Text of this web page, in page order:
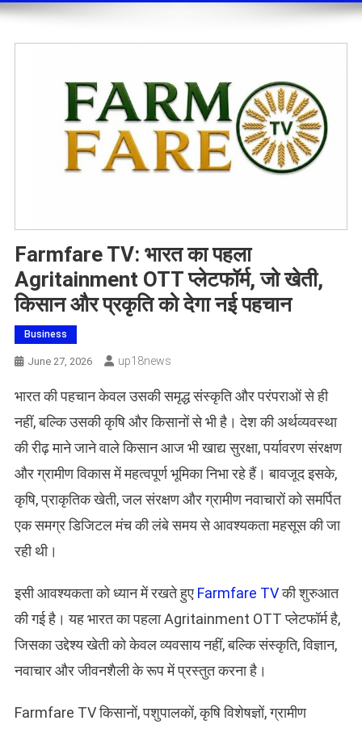
Farmfare TV: भारत का पहला
Agritainment OTT प्लेटफॉर्म, जो खेती,
किसान और प्रकृति को देगा नई पहचान
Business
June 27, 2026 Up18news
भारत की पहचान केवल उसकी समृद्ध संस्कृति और परंपराओं से ही
नहीं, बल्कि उसकी कृषि और किसानों से भी है। देश की अर्थव्यवस्था
की रीढ़ माने जाने वाले किसान आज भी खाद्य सुरक्षा, पर्यावरण संरक्षण
और ग्रामीण विकास में महत्वपूर्ण भूमिका निभा रहे हैं। बावजूद इसके,
कृषि, प्राकृतिक खेती, जल संरक्षण और ग्रामीण नवाचारों को समर्पित
एक समग्र डिजिटल मंच की लंबे समय से आवश्यकता महसूस की जा
रही थी।
इसी आवश्यकता को ध्यान में रखते हुए Farmfare TVकी शुरुआत
की गई है। यह भारत का पहला Agritainment OTT प्लेटफॉर्म है,
जिसका उद्देश्य खेती को केवल व्यवसाय नहीं, बल्कि संस्कृति, विज्ञान,
नवाचार और जीवनशैली के रूप में प्रस्तुत करना है।
Farmfare TV किसानों, पशुपालकों, कृषि विशेषज्ञों, ग्रामीण